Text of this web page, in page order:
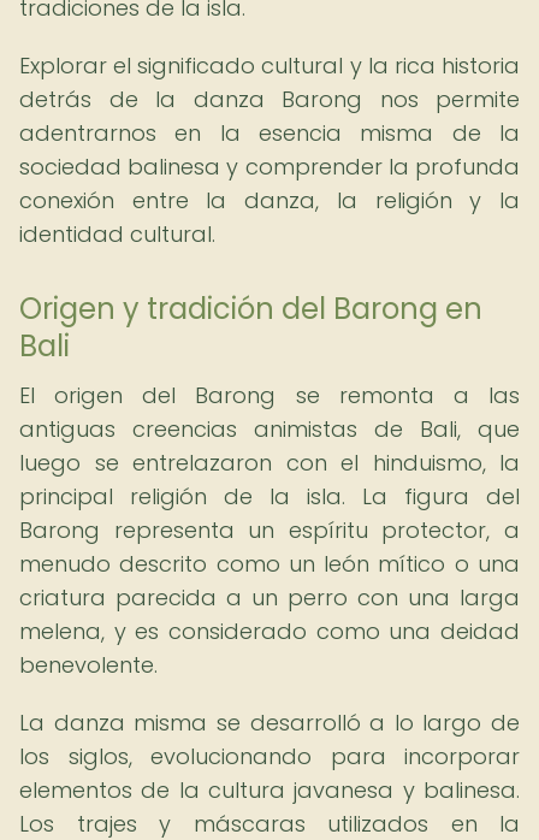
tradiciones de la isla.
Explorar el significado cultural y la rica historia
detrás de la danza Barong nos permite
adentrarnos en la esencia misma de la
sociedad balinesa y comprender la profunda
conexión entre la danza, la religión y la
identidad cultural.
Origen y tradición del Barong en
Bali
El origen del Barong se remonta a las
antiguas creencias animistas de Bali, que
luego se entrelazaron con el hinduismo, la
principal religión de la isla. La figura del
Barong representa un espíritu protector, a
menudo descrito como un león mítico o una
criatura parecida a un perro con una larga
melena, y es considerado como una deidad
benevolente.
La danza misma se desarrolló a lo largo de
los siglos, evolucionando para incorporar
elementos de la cultura javanesa y balinesa.
Los trajes y máscaras utilizados en la